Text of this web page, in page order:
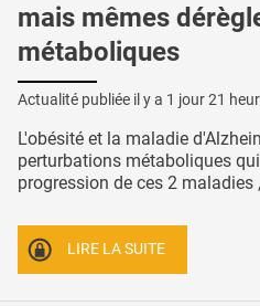
mais mêmes
métaboliques
Actualité publiée il y a 1 jour 21
L'obésité et la maladie
perturbations métaboliques
progression de ces 2 maladies
LIRE LA SUITE